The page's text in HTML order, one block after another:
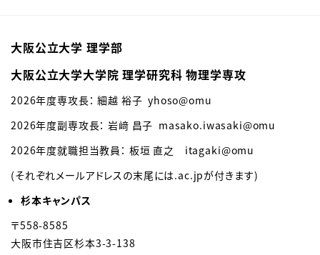
大阪公立大学 理学部
大阪公立大学大学院 理学研究科 物理学専攻
2026年度専攻長：細越 裕子 yhoso@omu
2026年度副専攻長： 岩﨑 昌子 masako.iwasaki@omu
2026年度就職担当教員： 板垣 直之
itagaki@omu
(それぞれメールアドレスの末尾には.ac.jpが付きます)
杉本キャンパス
〒558-8585
大阪市住吉区杉本3-3-138